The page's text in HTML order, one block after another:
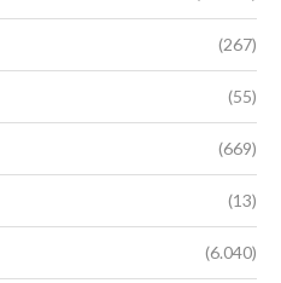
(267)
(55)
(669)
(13)
(6.040)